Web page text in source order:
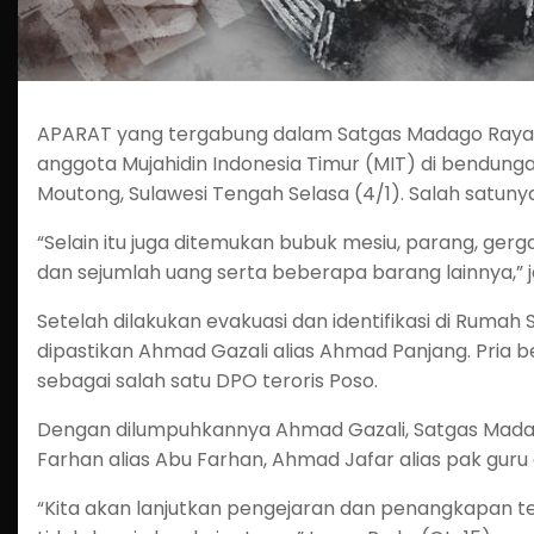
APARAT yang tergabung dalam Satgas Madago
anggota Mujahidin Indonesia Timur (MIT) di
Moutong, Sulawesi Tengah Selasa (4/1). Salah
“Selain itu juga ditemukan bubuk mesiu, parang,
dan sejumlah uang serta beberapa barang lainnya,”
Setelah dilakukan evakuasi dan identifikasi di
dipastikan Ahmad Gazali alias Ahmad Panjang. Pria
sebagai salah satu DPO teroris Poso.
Dengan dilumpuhkannya Ahmad Gazali, Satgas
Farhan alias Abu Farhan, Ahmad Jafar alias pak
“Kita akan lanjutkan pengejaran dan penangkapan